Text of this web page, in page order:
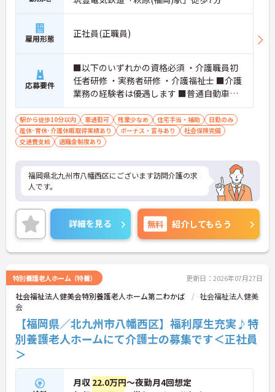
雇用形態 正社員(正職員)
応募要件
■以下のいずれかの資格必須 ・介護職員初
任者研修 ・実務者研修 ・介護福祉士 ■介護
業務の経験者は優遇します ■普通自動車運
転免許必須
駅から徒歩10分以内 車通勤可 残業少なめ 住宅手当・補助
日勤のみ
産休･育休･介護休暇取得実績あり
ボーナス・賞与あり
社会保険完備
交通費支給
退職金制度あり
福岡県北九州市八幡西区にございます訪問介護の求
人です。
詳細を見る 無料 紹介してもらう
特別養護老人ホーム（特養） 更新日：2026年07月27日
社会福祉法人健美会特別養護老人ホーム第二わかば
社会福祉法人健美
会
【福岡県／北九州市八幡西区】福利厚生充実♪特
別養護老人ホームにて介護士の募集です＜正社員
＞
月収 22.0万円～夜勤月4回想定